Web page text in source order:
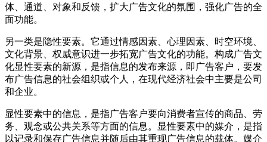
体、通道、对象和反馈，扩大广告文化的氛围，强化广告的全
面功能。
另一类是隐性要素。它通过情感因素、心理因素、时空环境、
文化背景、权威意识进一步拓宽广告文化的功能。构成广告文
化显性要素的新源，是指信息的发布来源，即广告客户，要发
布广告信息的社会组织或个人，在现代经济社会中主要是公司
和企业。
显性要素中的信息，是指广告客户要向消费者宣传的商品、劳
务、观念或公共关系等方面的信息。显性要素中的媒介，是指
以记录和保存广告信息并随后由其重现广告信息的载体。媒介